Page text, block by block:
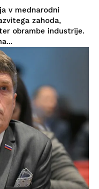
v mednarodni
zahoda,
obrambe industrije.